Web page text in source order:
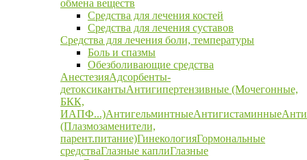
обмена веществ
Средства для лечения костей
Средства для лечения суставов
Средства для лечения боли, температуры
Боль и спазмы
Обезболивающие средства
АнестезияАдсорбенты-
детоксикантыАнтигипертензивные (Мочегонные,
БКК,
ИАПФ...)АнтигельминтныеАнтигистаминные
(Плазмозаменители,
парент.питание)ГинекологияГормональные
средстваГлазные каплиГлазные